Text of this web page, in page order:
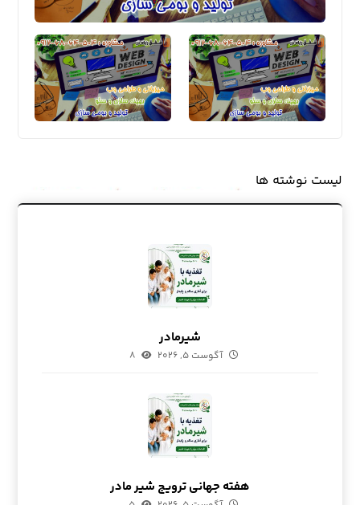
لیست نوشته ها
شیرمادر
آگوست ۵, ۲۰۲۶ ۸
هفته جهانی ترویج شیر مادر